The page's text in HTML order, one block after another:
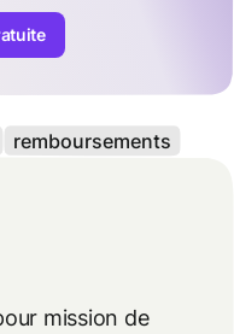
remboursements
mission de